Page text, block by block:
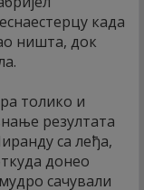
када
ништа, док
толико и
резултата
са леђа,
донео
сачували